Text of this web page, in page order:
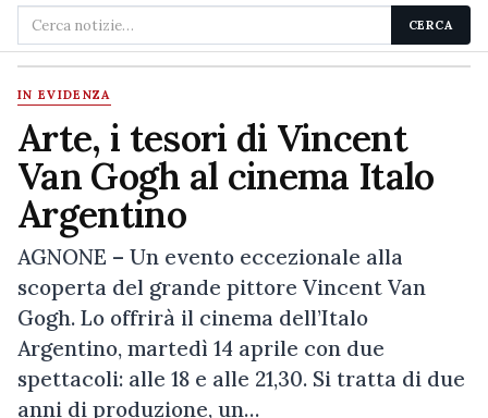
Cerca
nel
sito
CERCA
IN EVIDENZA
Arte, i tesori di Vincent
Van Gogh al cinema Italo
Argentino
AGNONE – Un evento eccezionale alla
scoperta del grande pittore Vincent Van
Gogh. Lo offrirà il cinema dell’Italo
Argentino, martedì 14 aprile con due
spettacoli: alle 18 e alle 21,30. Si tratta di due
anni di produzione, un…